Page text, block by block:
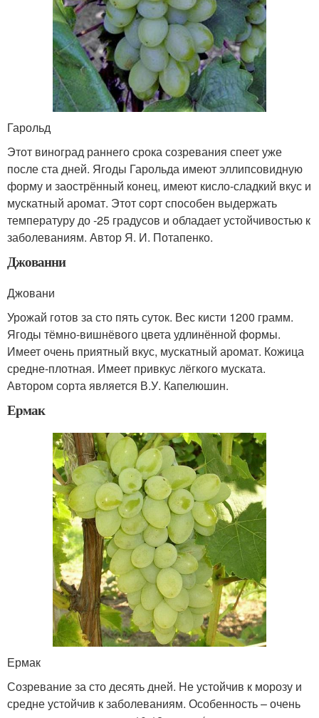
Гарольд
Этот виноград раннего срока созревания спеет уже
после ста дней. Ягоды Гарольда имеют эллипсовидную
форму и заострённый конец, имеют кисло-сладкий вкус и
мускатный аромат. Этот сорт способен выдержать
температуру до -25 градусов и обладает устойчивостью к
заболеваниям. Автор Я. И. Потапенко.
Джованни
Джовани
Урожай готов за сто пять суток. Вес кисти 1200 грамм.
Ягоды тёмно-вишнёвого цвета удлинённой формы.
Имеет очень приятный вкус, мускатный аромат. Кожица
средне-плотная. Имеет привкус лёгкого муската.
Автором сорта является В.У. Капелюшин.
Ермак
Ермак
Созревание за сто десять дней. Не устойчив к морозу и
средне устойчив к заболеваниям. Особенность – очень